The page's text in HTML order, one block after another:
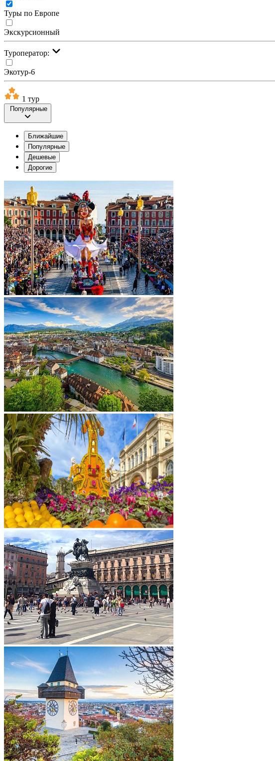
Туры по Европе
Экскурсионный
Туроператор:
Экотур-6
1 тур
Популярные
Ближайшие
Популярные
Дешевые
Дорогие